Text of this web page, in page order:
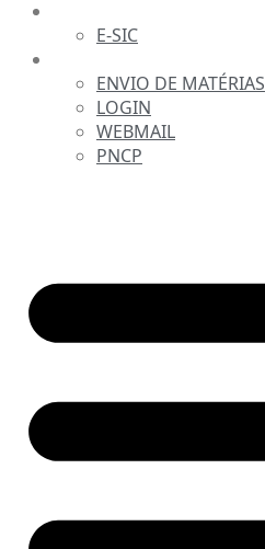
E-SIC
ENVIO DE MATÉRIAS
LOGIN
WEBMAIL
PNCP